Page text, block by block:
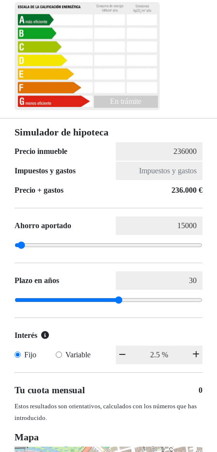
En trámite
Simulador de hipoteca
Precio inmueble
Impuestos y gastos
Precio + gastos 236.000 €
Ahorro aportado
Plazo en años
Interés
Fijo Variable
Tu cuota mensual 0
Estos resultados son orientativos, calculados con los números que has
introducido.
Mapa